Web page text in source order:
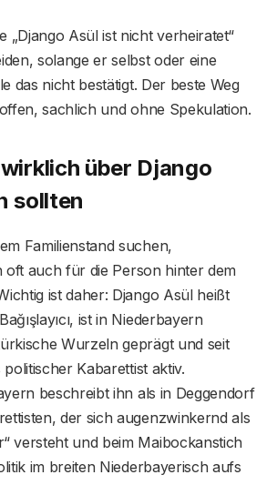
„Django Asül ist nicht verheiratet“
solange er selbst oder eine
das nicht bestätigt. Der beste Weg
sachlich und ohne Spekulation.
über Django
sollten
Familienstand suchen,
oft auch für die Person hinter dem
ist daher: Django Asül heißt
ist in Niederbayern
Wurzeln geprägt und seit
Kabarettist aktiv.
beschreibt ihn als in Deggendorf
der sich augenzwinkernd als
versteht und beim Maibockanstich
im breiten Niederbayerisch aufs